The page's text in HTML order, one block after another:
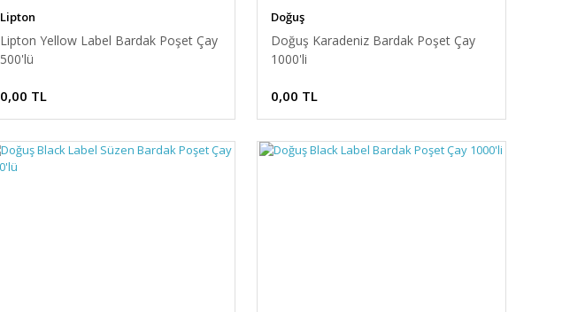
Lipton
Lipton Yellow Label Bardak Poşet Çay
500'lü
0,00 TL
Doğuş
Doğuş Karadeniz Bardak Poşet Çay
1000'li
0,00 TL